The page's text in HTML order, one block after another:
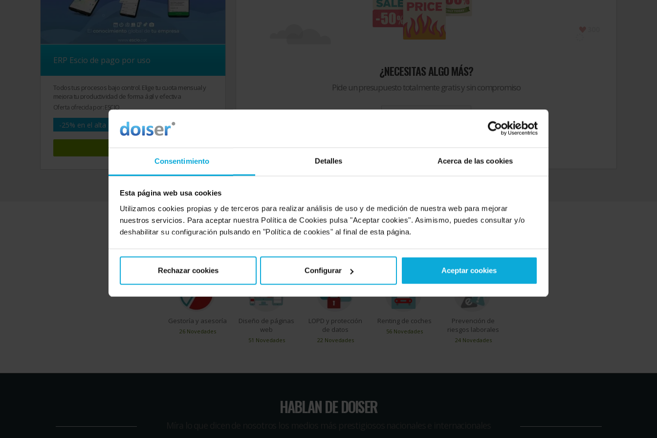
Consentimiento Detalles Acerca de las cookies
Esta página web usa cookies
Utilizamos cookies propias y de terceros para realizar análisis de uso y de medición de nuestra web para mejorar
nuestros servicios. Para aceptar nuestra Política de Cookies pulsa "Aceptar cookies". Asimismo, puedes consultar y/o
deshabilitar su configuración pulsando en "Política de cookies" al final de esta página.
Rechazar cookies Configurar Aceptar cookies
ERP Escio de pago por uso
Todos tus procesos bajo control. Elige tu cuota mensual y
mejora tu productividad de forma ágil y efectiva
Oferta ofrecida por: ESCIO
-25% en el alta desde 15 €/mes
Ver oferta
¿NECESITAS ALGO MÁS?
Pide un presupuesto totalmente gratis y sin compromiso
SERVICIOS MÁS DEMANDADOS
En Doiser encontrarás todo lo que necesites para tu empresa, pero estos son los servicios TOP del momento
Gestoría y asesoría
26 Novedades
Diseño de páginas
web
51 Novedades
LOPD y protección
de datos
22 Novedades
Renting de coches
56 Novedades
Prevención de
riesgos laborales
24 Novedades
HABLAN DE DOISER